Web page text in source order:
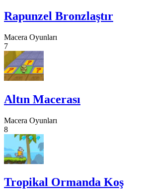
Rapunzel Bronzlaştır
Macera Oyunları
7
Altın Macerası
Macera Oyunları
8
Tropikal Ormanda Koş